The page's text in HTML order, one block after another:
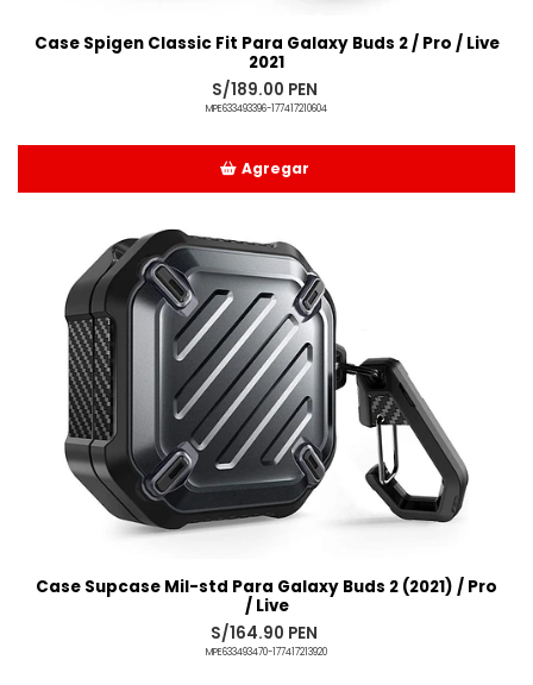
Case Spigen Classic Fit Para Galaxy Buds 2 / Pro / Live
2021
S/189.00 PEN
MPE633493396-177417210604
Agregar
Case Supcase Mil-std Para Galaxy Buds 2 (2021) / Pro
/ Live
S/164.90 PEN
MPE633493470-177417213920